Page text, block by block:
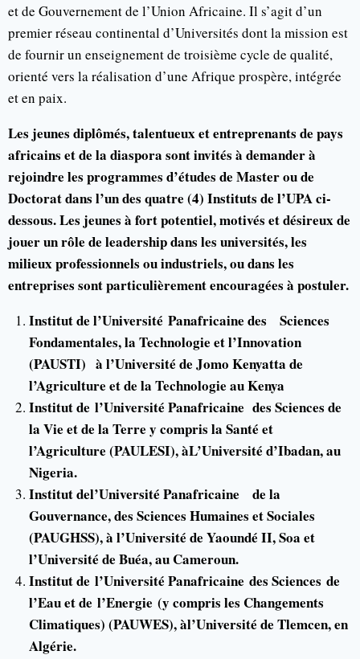
et de Gouvernement de l’Union Africaine. Il s’agit d’un
premier réseau continental d’Universités dont la mission est
de fournir un enseignement de troisième cycle de qualité,
orienté vers la réalisation d’une Afrique prospère, intégrée
et en paix.
Les jeunes diplômés, talentueux et entreprenants de pays
africains et de la diaspora sont invités à demander à
rejoindre les programmes d’études de Master ou de
Doctorat dans l’un des quatre (4) Instituts de l’UPA ci-
dessous. Les jeunes à fort potentiel, motivés et désireux de
jouer un rôle de leadership dans les universités, les
milieux professionnels ou industriels, ou dans les
entreprises sont particulièrement encouragées à postuler.
Institut de l’Université Panafricaine des Sciences
Fondamentales, la Technologie et l’Innovation
(PAUSTI) à l’Université de Jomo Kenyatta de
l’Agriculture et de la Technologie au Kenya
Institut de l’Université Panafricaine des Sciences de
la Vie et de la Terre y compris la Santé et
l’Agriculture (PAULESI), àL’Université d’Ibadan, au
Nigeria.
Institut del’Université Panafricaine de la
Gouvernance, des Sciences Humaines et Sociales
(PAUGHSS), à l’Université de Yaoundé II, Soa et
l’Université de Buéa, au Cameroun.
Institut de l’Université Panafricaine des Sciences de
l’Eau et de l’Energie (y compris les Changements
Climatiques) (PAUWES), àl’Université de Tlemcen, en
Algérie.